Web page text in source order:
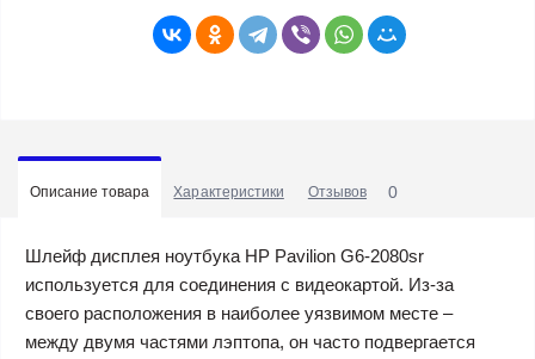
Описание товара Характеристики Отзывов 0
Шлейф дисплея ноутбука HP Pavilion G6-2080sr
используется для соединения с видеокартой. Из-за
своего расположения в наиболее уязвимом месте –
между двумя частями лэптопа, он часто подвергается